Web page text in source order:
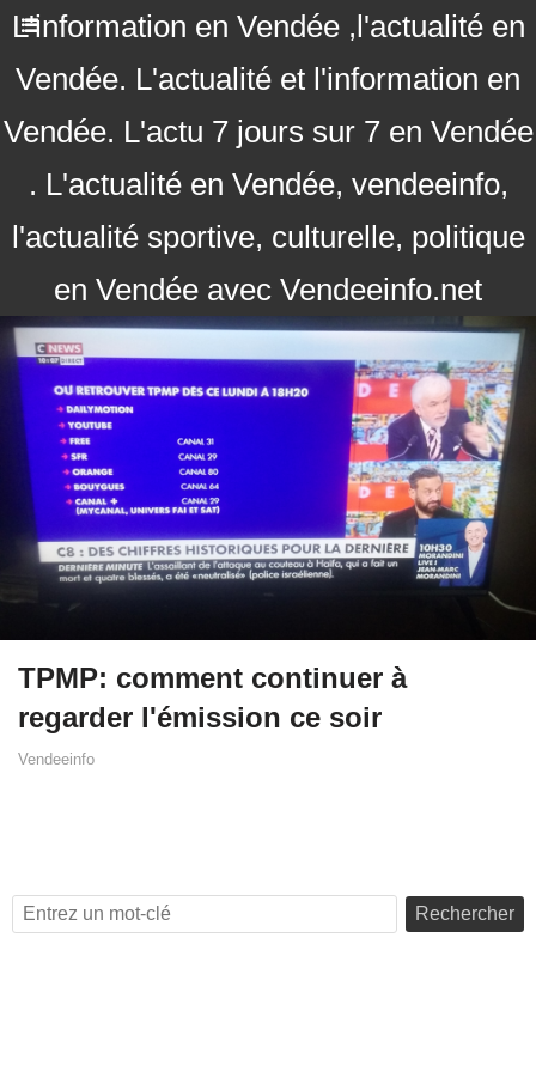
L'information en Vendée ,l'actualité en
Vendée. L'actualité et l'information en
Vendée. L'actu 7 jours sur 7 en Vendée
. L'actualité en Vendée, vendeeinfo,
l'actualité sportive, culturelle, politique
en Vendée avec Vendeeinfo.net
TPMP: comment continuer à
regarder l'émission ce soir
Vendeeinfo
Rechercher